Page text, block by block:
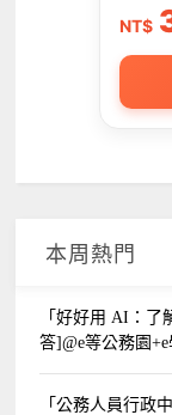
NT$
本周熱門
「好好用 AI：
答]@e等公務園
「公務人員行政